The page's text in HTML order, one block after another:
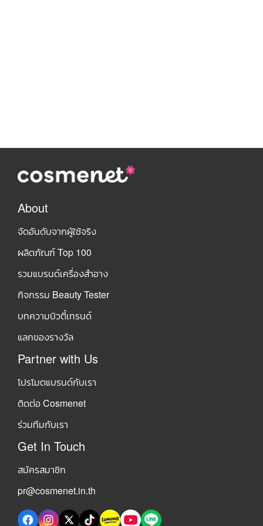
About
จัดอันดับจากผู้ใช้จริง
ผลิตภัณฑ์ Top 100
รวมแบรนด์เครื่องสำอาง
กิจกรรม Beauty Tester
บทความบิวตี้เทรนด์
แลกของรางวัล
Partner with Us
โปรโมตแบรนด์กับเรา
ติดต่อ Cosmenet
ร่วมทีมกับเรา
Get In Touch
สมัครสมาชิก
pr@cosmenet.in.th